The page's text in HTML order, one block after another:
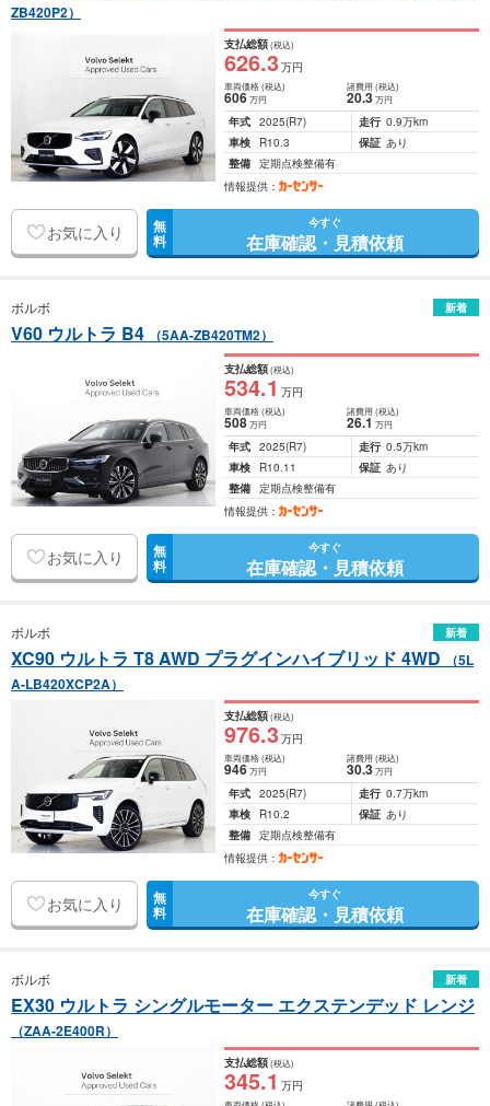
ZB420P2）
支払総額(税込)
626.3万円
車両価格(税込)
606万円
諸費用 (税込)
20.3 万円
年式 2025(R7) 走行 0.9万km
車検
R10.3 保証 あり
整備 定期点検整備有
情報提供：
お気に入り 無
料
今すぐ
在庫確認・見積依頼
ボルボ 新着
V60 ウルトラ B4 （5AA-ZB420TM2）
支払総額(税込)
534.1 万円
車両価格(税込)
508万円
諸費用 (税込)
26.1 万円
年式 2025(R7) 走行 0.5万km
車検
R10.11 保証 あり
整備 定期点検整備有
情報提供：
お気に入り 無
料
今すぐ
在庫確認・見積依頼
ボルボ 新着
XC90 ウルトラ T8 AWD プラグインハイブリッド 4WD
（5L
A-LB420XCP2A）
支払総額(税込)
976.3万円
車両価格(税込)
946万円
諸費用 (税込)
30.3 万円
年式 2025(R7) 走行 0.7万km
車検
R10.2 保証 あり
整備 定期点検整備有
情報提供：
お気に入り 無
料
今すぐ
在庫確認・見積依頼
ボルボ 新着
EX30 ウルトラ シングルモーター エクステンデッド レンジ
（ZAA-2E400R）
支払総額(税込)
345.1 万円